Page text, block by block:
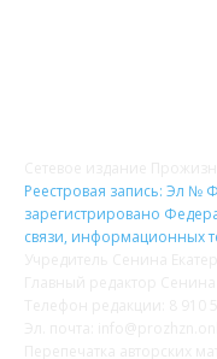
Реестровая запись: Эл №
зарегистрировано
связи, информационных